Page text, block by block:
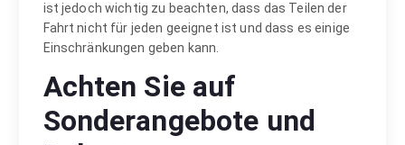
ist jedoch wichtig zu beachten, dass das Teilen der
Fahrt nicht für jeden geeignet ist und dass es einige
Einschränkungen geben kann.
Achten Sie auf
Sonderangebote und